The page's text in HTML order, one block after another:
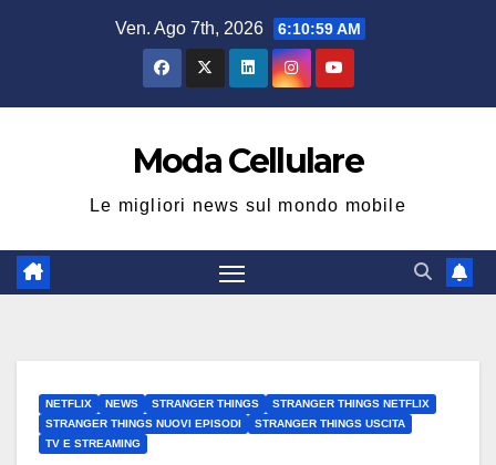
Ven. Ago 7th, 2026 6:11:00 AM
Moda Cellulare
Le migliori news sul mondo mobile
NETFLIX NEWS STRANGER THINGS
STRANGER THINGS NETFLIX
STRANGER THINGS NUOVI EPISODI
STRANGER THINGS USCITA
TV E STREAMING